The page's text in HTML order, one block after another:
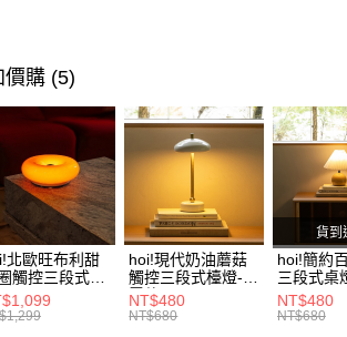
價購 (5)
北歐旺布利甜
觸控三段式檯
hoi!現代奶油蘑菇
觸控三段式檯燈-充
電款
NT$480
NT$680
貨到
hoi!簡約
三段式桌
NT$480
NT$680